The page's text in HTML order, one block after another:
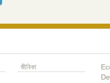
জীবিকা